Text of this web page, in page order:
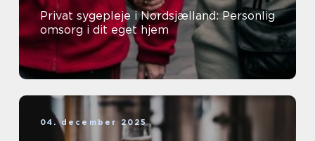
Privat sygepleje i Nordsjælland: Personlig
omsorg i dit eget hjem
04. december 2025